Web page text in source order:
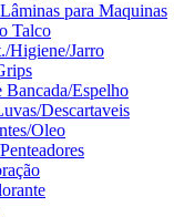
para Maquinas
Talco
Higiene/Jarro
Bancada/Espelho
Descartaveis
Oleo